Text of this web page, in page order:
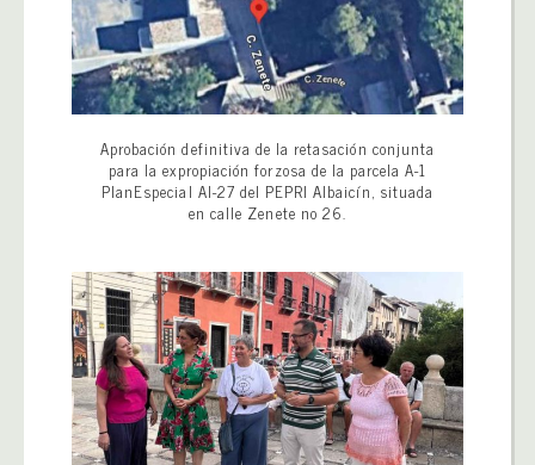
Aprobación definitiva de la retasación conjunta
para la expropiación forzosa de la parcela A-1
PlanEspecial AI-27 del PEPRI Albaicín, situada
en calle Zenete no 26.